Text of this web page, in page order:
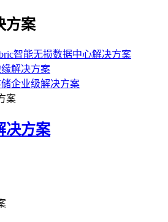
方案
智能无损数据中心解决方案
解决方案
企业级解决方案
案
决方案